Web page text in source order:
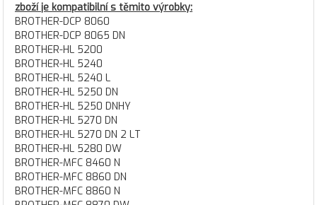
zboží je kompatibilní s těmito výrobky:
BROTHER-DCP 8060
BROTHER-DCP 8065 DN
BROTHER-HL 5200
BROTHER-HL 5240
BROTHER-HL 5240 L
BROTHER-HL 5250 DN
BROTHER-HL 5250 DNHY
BROTHER-HL 5270 DN
BROTHER-HL 5270 DN 2 LT
BROTHER-HL 5280 DW
BROTHER-MFC 8460 N
BROTHER-MFC 8860 DN
BROTHER-MFC 8860 N